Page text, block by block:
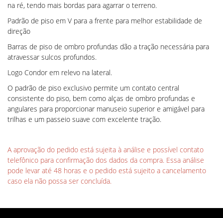
na ré, tendo mais bordas para agarrar o terreno.
Padrão de piso em V para a frente para melhor estabilidade de
direção
Barras de piso de ombro profundas dão a tração necessária para
atravessar sulcos profundos.
Logo Condor em relevo na lateral.
O padrão de piso exclusivo permite um contato central
consistente do piso, bem como alças de ombro profundas e
angulares para proporcionar manuseio superior e amigável para
trilhas e um passeio suave com excelente tração.
A aprovação do pedido está sujeita à análise e possível contato
telefônico para confirmação dos dados da compra. Essa análise
pode levar até 48 horas e o pedido está sujeito a cancelamento
caso ela não possa ser concluída.